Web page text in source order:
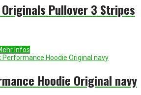
Pullover 3 Stripes
Infos
Hoodie Original navy